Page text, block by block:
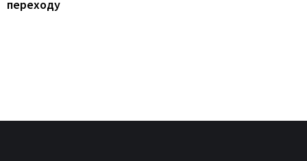
переходу